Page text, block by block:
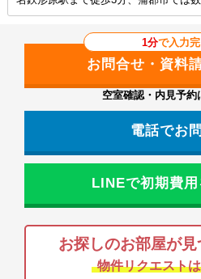
1分で入力完
空室確認・内見予約
電話でお
LINEで初期費
お探しのお部屋が
物件リクエスト